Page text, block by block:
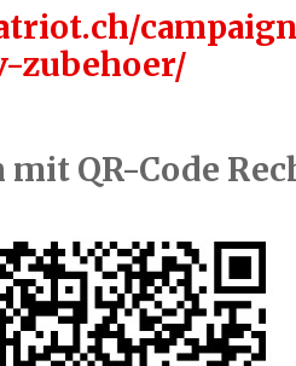
zubehoer/
mit QR-Code